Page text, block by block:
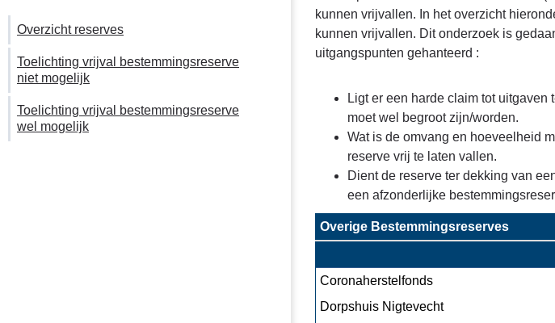
Overzicht reserves
Toelichting vrijval bestemmingsreserve
niet mogelijk
Toelichting vrijval bestemmingsreserve
wel mogelijk
navigatie
Beoordeling
bestemmingsreserves
kunnen vrijvallen. In het overzicht
kunnen vrijvallen. Dit onderzoek is
uitgangspunten gehanteerd :
Ligt er een harde claim tot
moet wel begroot zijn/worden.
Wat is de omvang en hoeveelheid
reserve vrij te laten vallen.
Dient de reserve ter dekking van
een afzonderlijke
Overige Bestemmingsreserves
Coronaherstelfonds
Dorpshuis Nigtevecht